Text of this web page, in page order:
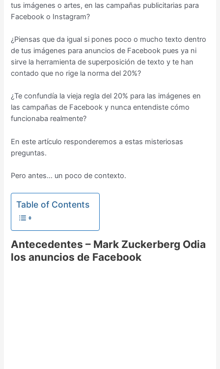
tus imágenes o artes, en las campañas publicitarias para
Facebook o Instagram?
¿Piensas que da igual si pones poco o mucho texto dentro
de tus imágenes para anuncios de Facebook pues ya ni
sirve la herramienta de superposición de texto y te han
contado que no rige la norma del 20%?
¿Te confundía la vieja regla del 20% para las imágenes en
las campañas de Facebook y nunca entendiste cómo
funcionaba realmente?
En este artículo responderemos a estas misteriosas
preguntas.
Pero antes… un poco de contexto.
Table of Contents
Antecedentes – Mark Zuckerberg Odia
los anuncios de Facebook